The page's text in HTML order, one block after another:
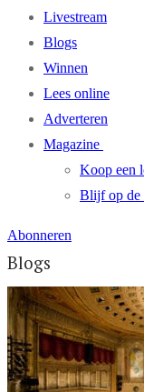
Livestream
Blogs
Winnen
Lees online
Adverteren
Magazine
Koop een
Blijf op de
Abonneren
Blogs